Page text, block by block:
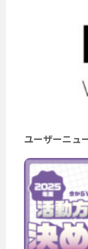
ユーザーニュ